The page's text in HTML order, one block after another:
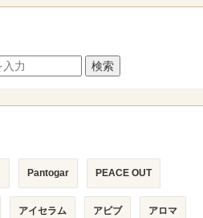
検索
Pantogar PEACE OUT
アイセラム アビブ アロマ